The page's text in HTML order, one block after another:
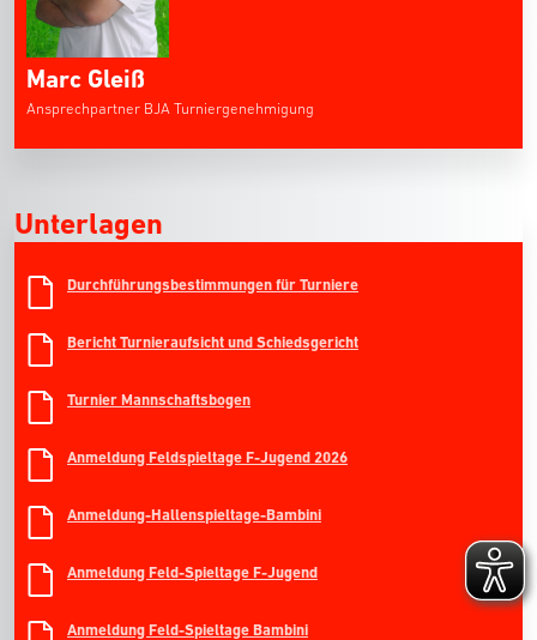
Marc Gleiß
Ansprechpartner BJA Turniergenehmigung
Unterlagen
Durchführungsbestimmungen für Turniere
Bericht Turnieraufsicht und Schiedsgericht
Turnier Mannschaftsbogen
Anmeldung Feldspieltage F-Jugend 2026
Anmeldung-Hallenspieltage-Bambini
Anmeldung Feld-Spieltage F-Jugend
Anmeldung Feld-Spieltage Bambini